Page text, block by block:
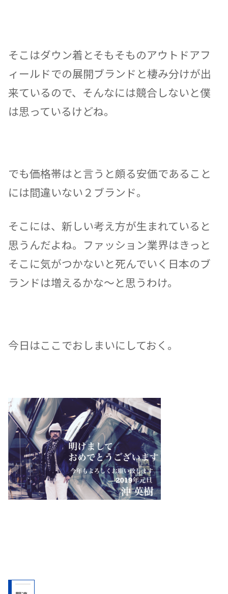
そこはダウン着とそもそものアウトドアフ
ィールドでの展開ブランドと棲み分けが出
来ているので、そんなには競合しないと僕
は思っているけどね。
でも価格帯はと言うと頗る安価であること
には間違いない２ブランド。
そこには、新しい考え方が生まれていると
思うんだよね。ファッション業界はきっと
そこに気がつかないと死んでいく日本のブ
ランドは増えるかな〜と思うわけ。
今日はここでおしまいにしておく。